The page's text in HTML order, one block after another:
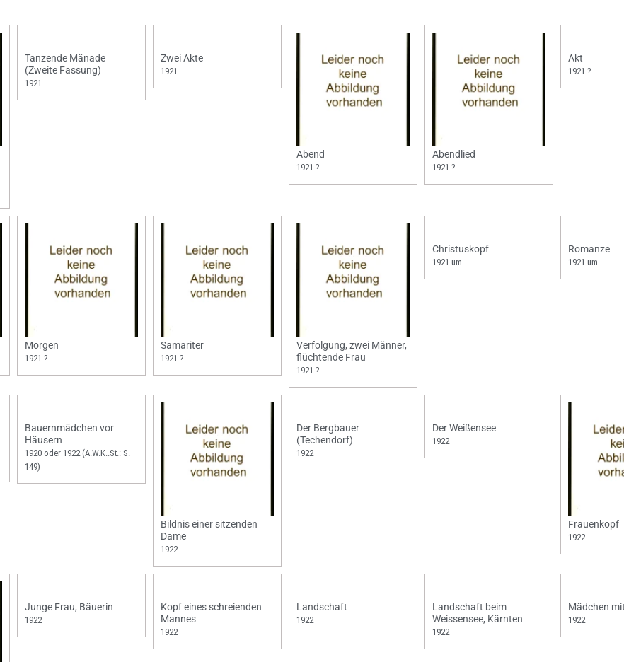
Tanzende Mänade
(Zweite Fassung)
1921
Zwei Akte
1921
Abend
1921 ?
Abendlied
1921 ?
Akt
1921 ?
Morgen
1921 ?
Samariter
1921 ?
Verfolgung, zwei Männer,
flüchtende Frau
1921 ?
Christuskopf
1921 um
Romanze
1921 um
Bauernmädchen vor
Häusern
1920 oder 1922 (A.W.K..St.: S.
149)
Bildnis einer sitzenden
Dame
1922
Der Bergbauer
(Techendorf)
1922
Der Weißensee
1922
Frauenkopf
1922
Junge Frau, Bäuerin
1922
Kopf eines schreienden
Mannes
1922
Landschaft
1922
Landschaft beim
Weissensee, Kärnten
1922
Mädchen
1922